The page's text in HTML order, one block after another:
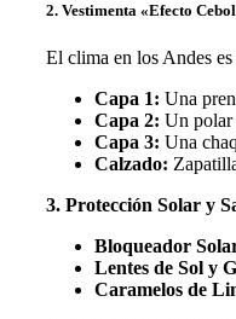
2. Vestimenta «Efecto
El clima en los Andes
Capa 1: Una
Capa 2: Un polar
Capa 3: Una
Calzado:
3. Protección Solar y
Bloqueador
Lentes de Sol y
Caramelos de